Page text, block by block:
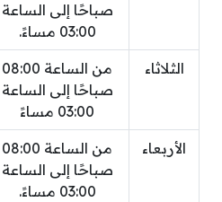
صباحًا إلى الساعة
03:00 مساءً.
الثلاثاء
من الساعة 08:00
صباحًا إلى الساعة
03:00 مساءً
الأربعاء
من الساعة 08:00
صباحًا إلى الساعة
03:00 مساءً.